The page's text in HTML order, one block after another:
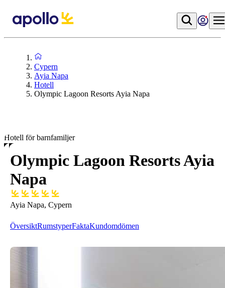
Cypern
Ayia Napa
Hotell
Olympic Lagoon Resorts Ayia Napa
Hotell för barnfamiljer
Olympic Lagoon Resorts Ayia
Napa
Ayia Napa, Cypern
ÖversiktRumstyperFaktaKundomdömen